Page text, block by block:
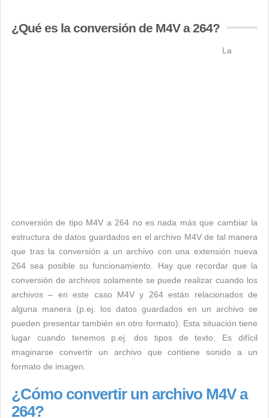
¿Qué es la conversión de M4V a 264?
La
conversión de tipo M4V a 264 no es nada más que cambiar la
estructura de datos guardados en el archivo M4V de tal manera
que tras la conversión a un archivo con una extensión nueva
264 sea posible su funcionamiento. Hay que recordar que la
conversión de archivos solamente se puede realizar cuando los
archivos – en este caso M4V y 264 están relacionados de
alguna manera (p.ej. los datos guardados en un archivo se
pueden presentar también en otro formato). Esta situación tiene
lugar cuando tenemos p.ej. dos tipos de texto. Es difícil
imaginarse convertir un archivo que contiene sonido a un
formato de imagen.
¿Cómo convertir un archivo M4V a
264?